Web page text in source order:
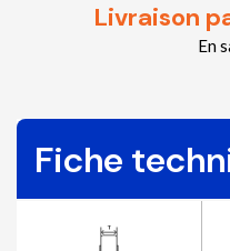
Livraison
En
Fiche